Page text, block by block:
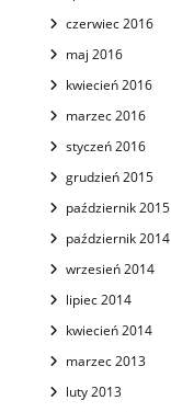
czerwiec 2016
maj 2016
kwiecień 2016
marzec 2016
styczeń 2016
grudzień 2015
październik 2015
październik 2014
wrzesień 2014
lipiec 2014
kwiecień 2014
marzec 2013
luty 2013